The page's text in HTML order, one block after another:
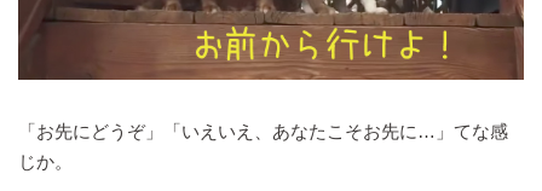
「お先にどうぞ」「いえいえ、あなたこそお先に…」てな感
じか。